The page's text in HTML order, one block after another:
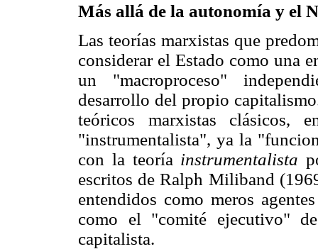
Más allá de la autonomía y el
Las teorías marxistas que
considerar el Estado como una
un "macroproceso"
desarrollo del propio
teóricos marxistas clásicos,
"instrumentalista", ya la
con la teoría instrumentalista
escritos de Ralph Miliband
entendidos como meros
como el "comité ejecutivo"
capitalista.